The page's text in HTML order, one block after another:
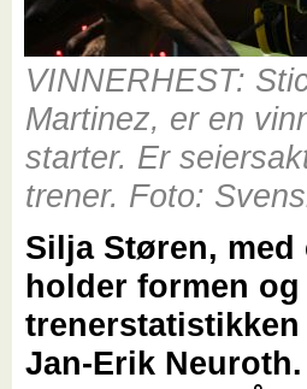
VINNERHEST:
Martinez, er en
starter. Er
trener. Foto:
Silja Støren,
holder formen
Jan-Erik